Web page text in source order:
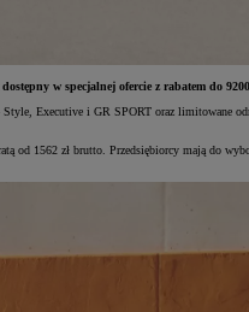
w specjalnej ofercie z rabatem do
Executive i GR SPORT oraz
1562 zł brutto. Przedsiębiorcy mają do